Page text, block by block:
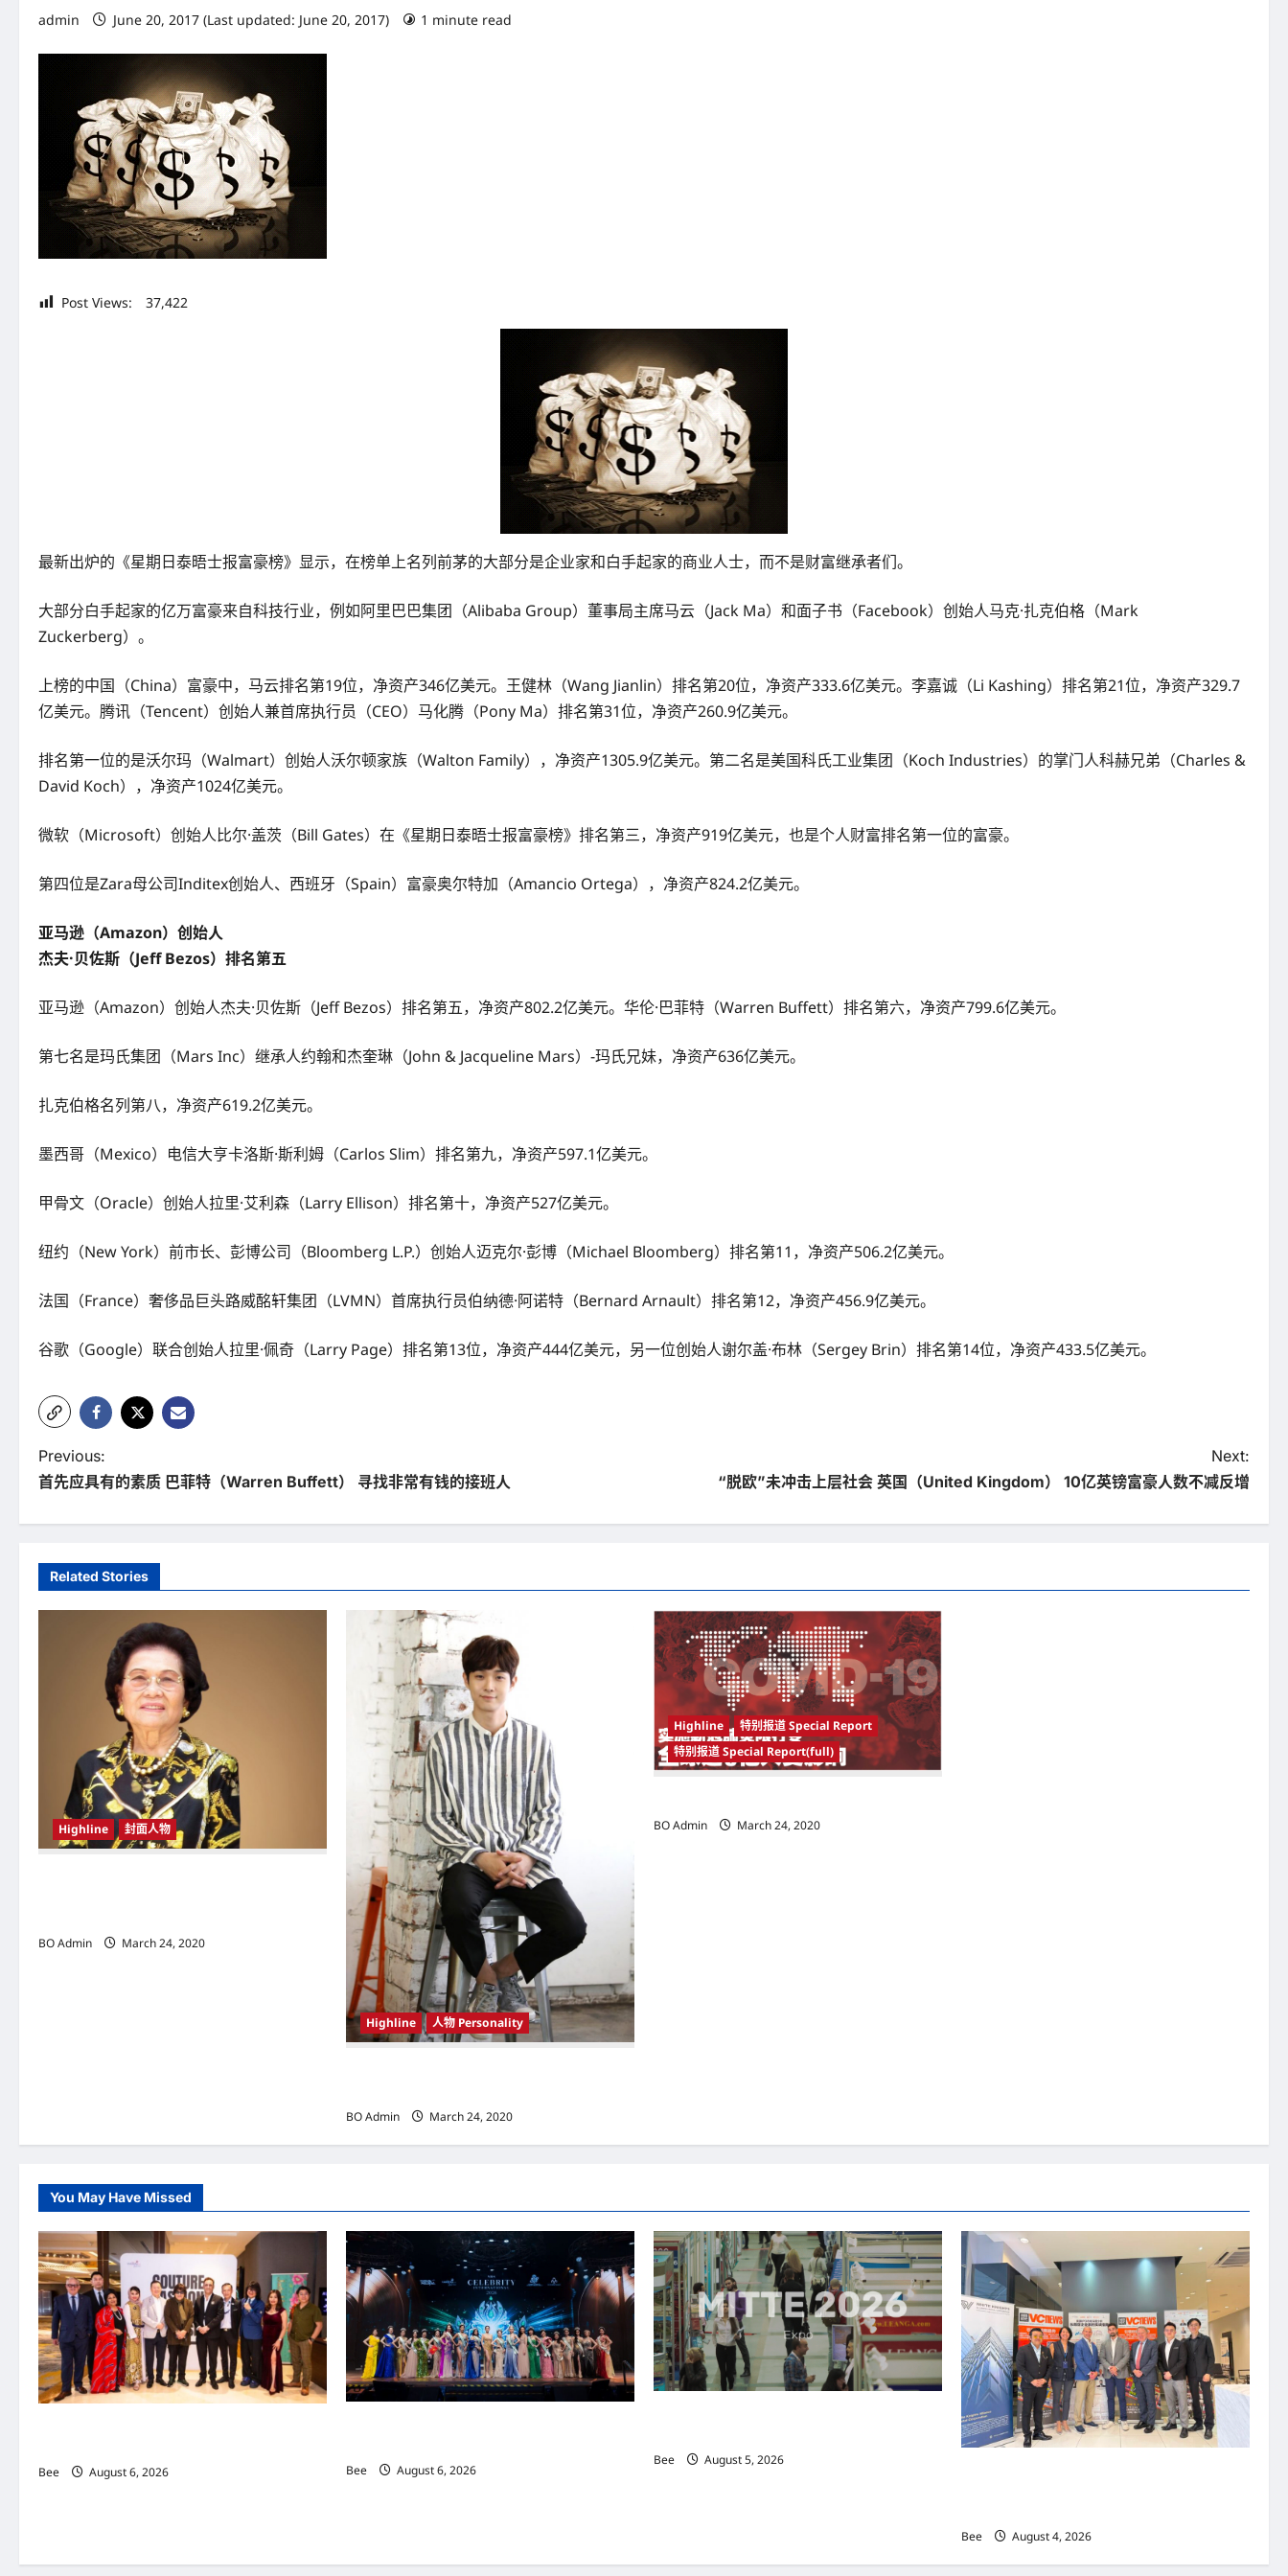
admin June 20, 2017 (Last updated: June 20, 2017) 1 minute read
Post Views: 37,422
最新出炉的《星期日泰晤士报富豪榜》显示，在榜单上名列前茅的大部分是企业家和白手起家的商业人士，而不是财富继承者们。
大部分白手起家的亿万富豪来自科技行业，例如阿里巴巴集团（Alibaba Group）董事局主席马云（Jack Ma）和面子书（Facebook）创始人马克·扎克伯格（Mark
Zuckerberg）。
上榜的中国（China）富豪中，马云排名第19位，净资产346亿美元。王健林（Wang Jianlin）排名第20位，净资产333.6亿美元。李嘉诚（Li Kashing）排名第21位，净资产329.7
亿美元。腾讯（Tencent）创始人兼首席执行员（CEO）马化腾（Pony Ma）排名第31位，净资产260.9亿美元。
排名第一位的是沃尔玛（Walmart）创始人沃尔顿家族（Walton Family），净资产1305.9亿美元。第二名是美国科氏工业集团（Koch Industries）的掌门人科赫兄弟（Charles &
David Koch），净资产1024亿美元。
微软（Microsoft）创始人比尔·盖茨（Bill Gates）在《星期日泰晤士报富豪榜》排名第三，净资产919亿美元，也是个人财富排名第一位的富豪。
第四位是Zara母公司Inditex创始人、西班牙（Spain）富豪奥尔特加（Amancio Ortega），净资产824.2亿美元。
亚马逊（Amazon）创始人
杰夫·贝佐斯（Jeff Bezos）排名第五
亚马逊（Amazon）创始人杰夫·贝佐斯（Jeff Bezos）排名第五，净资产802.2亿美元。华伦·巴菲特（Warren Buffett）排名第六，净资产799.6亿美元。
第七名是玛氏集团（Mars Inc）继承人约翰和杰奎琳（John & Jacqueline Mars）-玛氏兄妹，净资产636亿美元。
扎克伯格名列第八，净资产619.2亿美元。
墨西哥（Mexico）电信大亨卡洛斯·斯利姆（Carlos Slim）排名第九，净资产597.1亿美元。
甲骨文（Oracle）创始人拉里·艾利森（Larry Ellison）排名第十，净资产527亿美元。
纽约（New York）前市长、彭博公司（Bloomberg L.P.）创始人迈克尔·彭博（Michael Bloomberg）排名第11，净资产506.2亿美元。
法国（France）奢侈品巨头路威酩轩集团（LVMN）首席执行员伯纳德·阿诺特（Bernard Arnault）排名第12，净资产456.9亿美元。
谷歌（Google）联合创始人拉里·佩奇（Larry Page）排名第13位，净资产444亿美元，另一位创始人谢尔盖·布林（Sergey Brin）排名第14位，净资产433.5亿美元。
P
o
s
t
n
Previous:
首先应具有的素质 巴菲特（Warren Buffett） 寻找非常有钱的接班人
Next:
“脱欧”未冲击上层社会 英国（United Kingdom） 10亿英镑富豪人数不减反增
Related Stories
Highline 封面人物
BO Admin
March 24, 2020
Highline 人物 Personality
BO Admin
March 24, 2020
Highline
特别报道 Special Report
特别报道 Special Report(full)
BO Admin
March 24, 2020
You May Have Missed
Bee
August 6, 2026
Bee
August 6, 2026
Bee
August 5, 2026
Bee
August 4, 2026